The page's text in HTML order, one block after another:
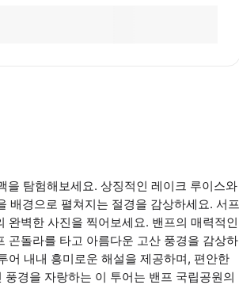
을 탐험해보세요. 상징적인 레이크 루이스와
배경으로 펼쳐지는 절경을 감상하세요. 서프
완벽한 사진을 찍어보세요. 밴프의 매력적인
곤돌라를 타고 아름다운 고산 풍경을 감상하
어 내내 흥미로운 해설을 제공하며, 편안한
경을 자랑하는 이 투어는 밴프 국립공원의